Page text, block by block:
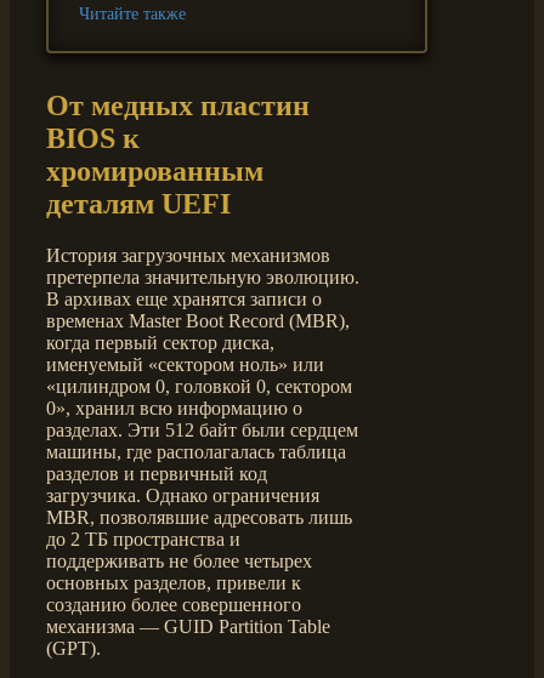
Читайте также
От медных пластин
BIOS к
хромированным
деталям UEFI
История загрузочных механизмов
претерпела значительную эволюцию.
В архивах еще хранятся записи о
временах Master Boot Record (MBR),
когда первый сектор диска,
именуемый «сектором ноль» или
«цилиндром 0, головкой 0, сектором
0», хранил всю информацию о
разделах. Эти 512 байт были сердцем
машины, где располагалась таблица
разделов и первичный код
загрузчика. Однако ограничения
MBR, позволявшие адресовать лишь
до 2 ТБ пространства и
поддерживать не более четырех
основных разделов, привели к
созданию более совершенного
механизма — GUID Partition Table
(GPT).